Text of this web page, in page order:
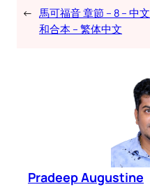
← 馬可福音 章節 – 8 – 中文
和合本 – 繁体中文
Pradeep Augustine